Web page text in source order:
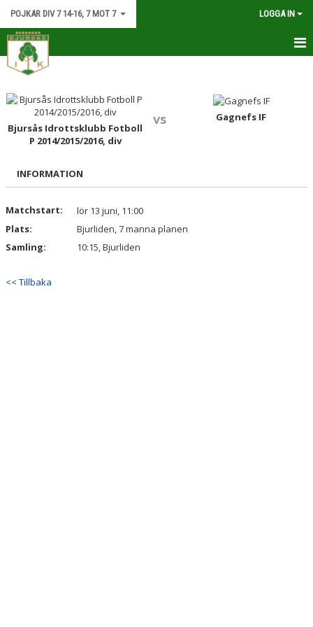
POJKAR DIV 7 14-16, 7 MOT 7 LOGGA IN
HEM
KALENDER
MATCHER
KONTAKT
Bjursås Idrottsklubb Fotboll
P 2014/2015/2016, div
vs Gagnefs IF
INFORMATION
Matchstart:
lör 13 juni, 11:00
Plats:
Bjurliden, 7 manna planen
Samling:
10:15, Bjurliden
<< Tillbaka